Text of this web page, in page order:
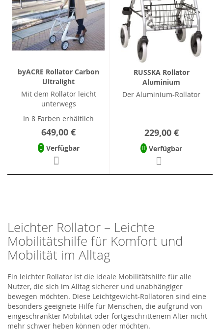
byACRE Rollator Carbon
Ultralight
Mit dem Rollator leicht
unterwegs
In 8 Farben erhältlich
649,00 €
Verfügbar
RUSSKA Rollator
Aluminium
Der Aluminium-Rollator
229,00 €
Verfügbar
Leichter Rollator – Leichte
Mobilitätshilfe für Komfort und
Mobilität im Alltag
Ein leichter Rollator ist die ideale Mobilitätshilfe für alle
Nutzer, die sich im Alltag sicherer und unabhängiger
bewegen möchten. Diese Leichtgewicht-Rollatoren sind eine
besonders geeignete Hilfe für Menschen, die aufgrund von
eingeschränkter Mobilität oder fortgeschrittenem Alter nicht
mehr schwer heben können oder möchten.